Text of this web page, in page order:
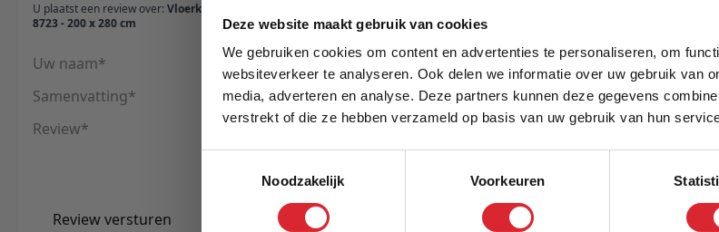
Deze website maakt gebruik van cookies
We gebruiken cookies om content en advertenties te personaliseren, om
websiteverkeer te analyseren. Ook delen we informatie over uw gebruik van
media, adverteren en analyse. Deze partners kunnen deze gegevens
verstrekt of die ze hebben verzameld op basis van uw gebruik van hun
Noodzakelijk
Voorkeuren
U plaatst een review over: Vloerkleed Mad Men
8723 - 200 x 280 cm
Uw naam
Samenvatting
Review
Review versturen
Breedte
Model
5%
Schrijf je in en ontvang direct een